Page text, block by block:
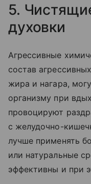
5.
духовки
Агрессивные
состав
жира и нагара,
организму при
провоцируют
с желудочно-
лучше применять
или натуральные
эффективны и при